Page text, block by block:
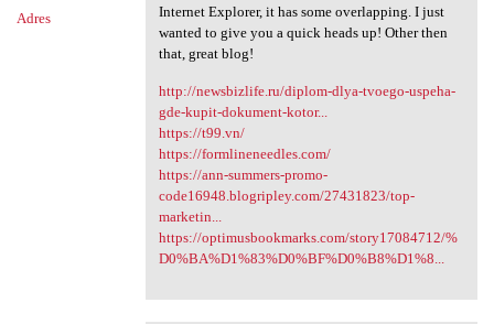
Adres
Internet Explorer, it has some overlapping. I just
wanted to give you a quick heads up! Other then
that, great blog!
http://newsbizlife.ru/diplom-dlya-tvoego-uspeha-
gde-kupit-dokument-kotor...
https://t99.vn/
https://formlineneedles.com/
https://ann-summers-promo-
code16948.blogripley.com/27431823/top-
marketin...
https://optimusbookmarks.com/story17084712/%
D0%BA%D1%83%D0%BF%D0%B8%D1%8...